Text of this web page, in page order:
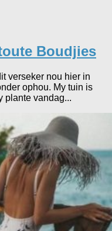
Boudjies
verseker nou hier in
ophou. My tuin is
plante vandag...